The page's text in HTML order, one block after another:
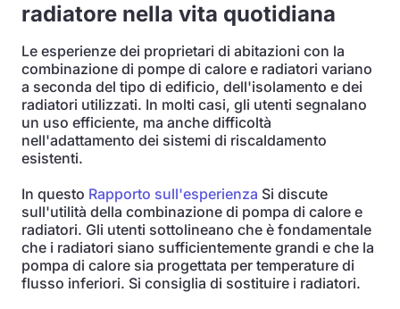
radiatore nella vita quotidiana
Le esperienze dei proprietari di abitazioni con la
combinazione di pompe di calore e radiatori variano
a seconda del tipo di edificio, dell'isolamento e dei
radiatori utilizzati. In molti casi, gli utenti segnalano
un uso efficiente, ma anche difficoltà
nell'adattamento dei sistemi di riscaldamento
esistenti.
In questo Rapporto sull'esperienza Si discute
sull'utilità della combinazione di pompa di calore e
radiatori. Gli utenti sottolineano che è fondamentale
che i radiatori siano sufficientemente grandi e che la
pompa di calore sia progettata per temperature di
flusso inferiori. Si consiglia di sostituire i radiatori.